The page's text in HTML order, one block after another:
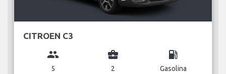
CITROEN C3
group
5
business_center
2
local_gas_station
Gasolina